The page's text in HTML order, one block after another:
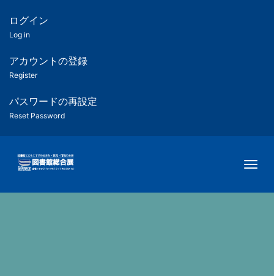
ツ
匿
名
ユ
ー
ー
用
メ
ログイン
Log in
アカウントの登録
Register
パスワードの再設定
Reset Password